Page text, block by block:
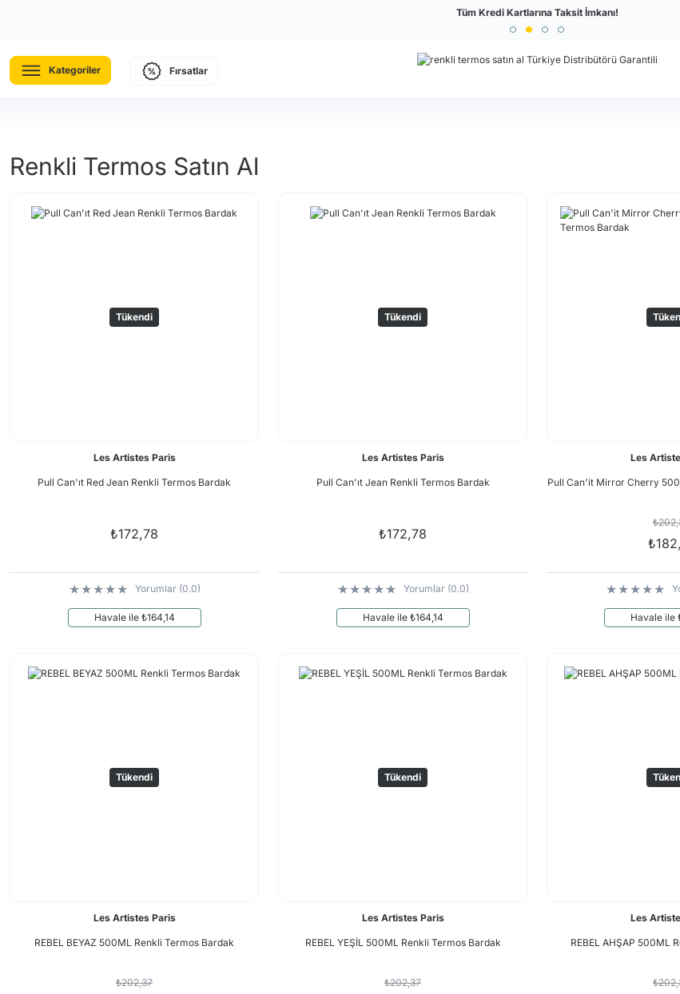
Türkiye'nin En Büyük Outdoor Sitesi
Tüm Kredi Kartlarına Taksit İmkanı!
Kategoriler Fırsatlar
Renkli Termos Satın Al
Tükendi
Les Artistes Paris
Pull Can'ıt Red Jean Renkli Termos Bardak
₺172,78
Yorumlar (0.0)
Havale ile ₺164,14
Tükendi
Les Artistes Paris
Pull Can'ıt Jean Renkli Termos Bardak
₺172,78
Yorumlar (0.0)
Havale ile ₺164,14
Les
Pull Can'it Mirror Cherry
Havale ile
Tükendi
Les Artistes Paris
REBEL BEYAZ 500ML Renkli Termos Bardak
₺202,37
Tükendi
Les Artistes Paris
REBEL YEŞİL 500ML Renkli Termos Bardak
₺202,37
Les
REBEL AHŞAP 500ML